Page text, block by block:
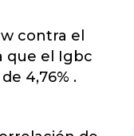
contra el
que el Igbc
4,76% .